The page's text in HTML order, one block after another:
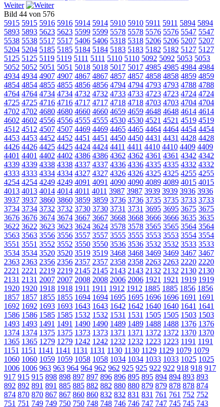
Weiter
Bild 44 von 576
5915 5915 5916 5916 5914 5914 5910 5910 5911 5911 5894 5894
5893 5893 5623 5623 5599 5599 5578 5578 5576 5576 5547 5547
5538 5538 5517 5517 5406 5406 5318 5318 5206 5206 5207 5207
5204 5204 5185 5185 5184 5184 5183 5183 5182 5182 5127 5127
5125 5125 5119 5119 5111 5111 5110 5110 5092 5092 5053 5053
5052 5052 5051 5051 5018 5018 5017 5017 4985 4985 4984 4984
4934 4934 4907 4907 4867 4867 4857 4857 4858 4858 4859 4859
4854 4854 4855 4855 4856 4856 4794 4794 4793 4793 4788 4788
4764 4764 4734 4734 4732 4732 4733 4733 4723 4723 4724 4724
4725 4725 4716 4716 4717 4717 4718 4718 4703 4703 4704 4704
4702 4702 4680 4680 4660 4660 4659 4659 4648 4648 4614 4614
4602 4602 4556 4556 4555 4555 4530 4530 4521 4521 4519 4519
4512 4512 4507 4507 4469 4469 4465 4465 4464 4464 4454 4454
4453 4453 4452 4452 4451 4451 4450 4450 4431 4431 4428 4428
4426 4426 4425 4425 4424 4424 4411 4411 4410 4410 4409 4409
4401 4401 4402 4402 4386 4386 4362 4362 4361 4361 4342 4342
4339 4339 4338 4338 4337 4337 4336 4336 4335 4335 4332 4332
4333 4333 4334 4334 4327 4327 4326 4326 4325 4325 4255 4255
4254 4254 4249 4249 4091 4091 4090 4090 4089 4089 4015 4015
4013 4013 4014 4014 4011 4011 3987 3987 3939 3939 3936 3936
3937 3937 3860 3860 3859 3859 3736 3736 3735 3735 3733 3733
3734 3734 3732 3732 3730 3730 3731 3731 3695 3695 3675 3675
3676 3676 3674 3674 3667 3667 3668 3668 3666 3666 3635 3635
3622 3622 3623 3623 3624 3624 3578 3578 3565 3565 3564 3564
3563 3563 3556 3556 3557 3557 3555 3555 3553 3553 3554 3554
3551 3551 3552 3552 3550 3550 3536 3536 3532 3532 3533 3533
3534 3534 3520 3520 3519 3519 3468 3468 3469 3469 3467 3467
2363 2363 2356 2356 2357 2357 2358 2358 2263 2263 2220 2220
2221 2221 2219 2219 2145 2145 2143 2143 2132 2132 2130 2130
2131 2131 2007 2007 2008 2008 2006 2006 1921 1921 1919 1919
1920 1920 1918 1918 1911 1911 1912 1912 1885 1885 1856 1856
1857 1857 1855 1855 1694 1694 1695 1695 1696 1696 1691 1691
1692 1692 1693 1693 1643 1643 1642 1642 1640 1640 1641 1641
1586 1586 1585 1585 1532 1532 1531 1531 1505 1505 1503 1503
1493 1493 1491 1491 1490 1490 1489 1489 1488 1488 1376 1376
1374 1374 1375 1375 1373 1373 1371 1371 1372 1372 1370 1370
1365 1365 1279 1279 1242 1242 1232 1232 1223 1223 1191 1191
1151 1151 1141 1141 1131 1131 1130 1130 1129 1129 1079 1079
1060 1060 1059 1059 1058 1058 1034 1034 1033 1033 1025 1025
1006 1006 963 963 964 964 962 962 925 925 922 922 918 918 917
917 915 915 898 898 897 897 896 896 895 895 894 894 893 893
892 892 891 891 885 885 882 882 880 880 879 879 878 878 874
874 870 870 867 867 860 860 832 832 831 831 761 761 752 752
751 751 749 749 750 750 748 748 746 746 747 747 745 745 743